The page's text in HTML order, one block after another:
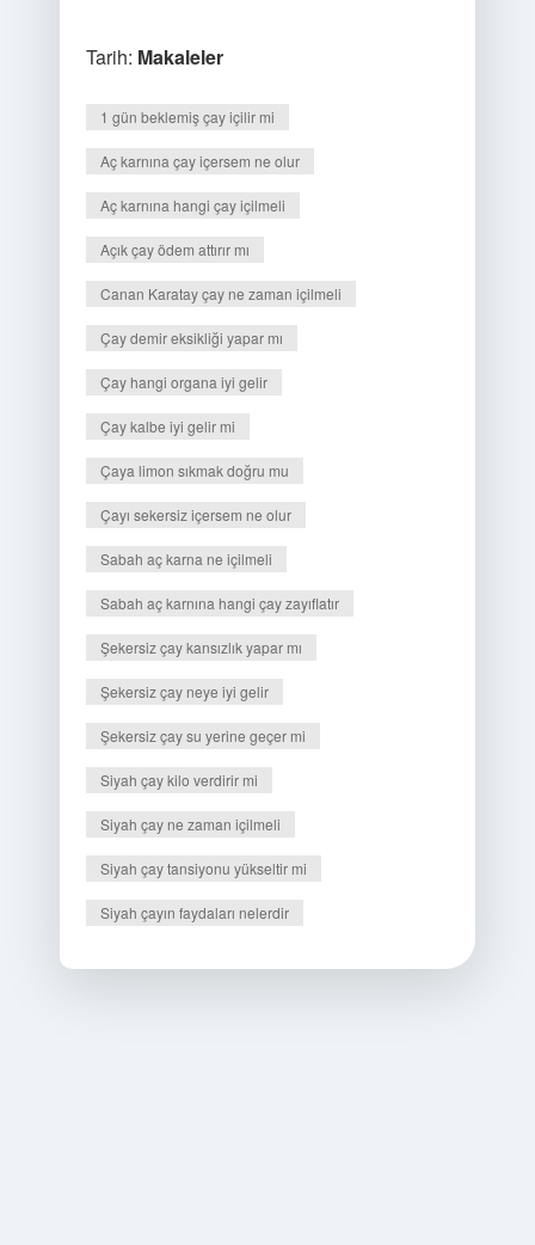
Tarih: Makaleler
1 gün beklemiş çay içilir mi
Aç karnına çay içersem ne olur
Aç karnına hangi çay içilmeli
Açık çay ödem attırır mı
Canan Karatay çay ne zaman içilmeli
Çay demir eksikliği yapar mı
Çay hangi organa iyi gelir
Çay kalbe iyi gelir mi
Çaya limon sıkmak doğru mu
Çayı sekersiz içersem ne olur
Sabah aç karna ne içilmeli
Sabah aç karnına hangi çay zayıflatır
Şekersiz çay kansızlık yapar mı
Şekersiz çay neye iyi gelir
Şekersiz çay su yerine geçer mi
Siyah çay kilo verdirir mi
Siyah çay ne zaman içilmeli
Siyah çay tansiyonu yükseltir mi
Siyah çayın faydaları nelerdir